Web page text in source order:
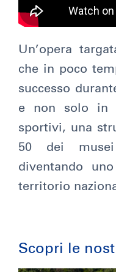
Un’opera
che in poco
successo
e non solo in
sportivi, una
50 dei
diventando
territorio
Scopri le